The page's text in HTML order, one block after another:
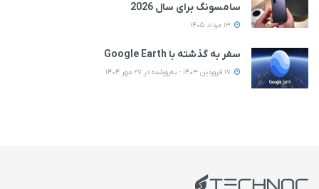
سامسونگ برای سال 2026
سفر به گذشته با Google Earth